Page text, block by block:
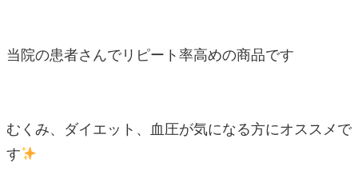
当院の患者さんでリピート率高めの商品です
むくみ、ダイエット、血圧が気になる方にオススメで
す